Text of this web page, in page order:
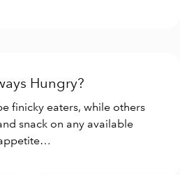
Hungry?
finicky eaters, while others
snack on any available